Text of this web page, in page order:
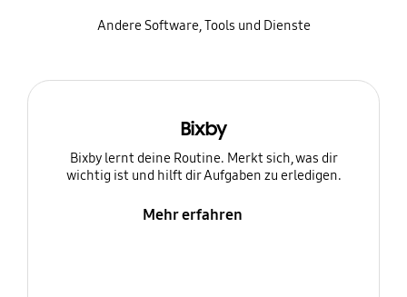
Andere Software, Tools und Dienste
Bixby
Bixby lernt deine Routine. Merkt sich, was dir
wichtig ist und hilft dir Aufgaben zu erledigen.
Mehr erfahren